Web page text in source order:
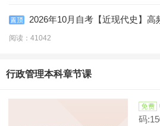
2026年10月自考【近现代史】高
阅读：41042
行政管理本科章节课
码